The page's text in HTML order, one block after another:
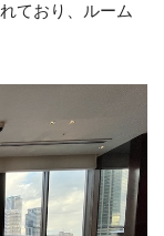
ており、ルーム